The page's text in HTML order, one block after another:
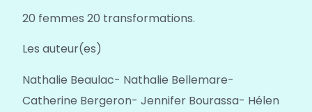
20 femmes 20 transformations.
Les auteur(es)
Nathalie Beaulac- Nathalie Bellemare-
Catherine Bergeron- Jennifer Bourassa- Hélen